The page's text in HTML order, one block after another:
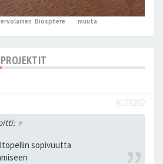
,Biosphere ja 3muuta
#109202
↑
sopivuutta